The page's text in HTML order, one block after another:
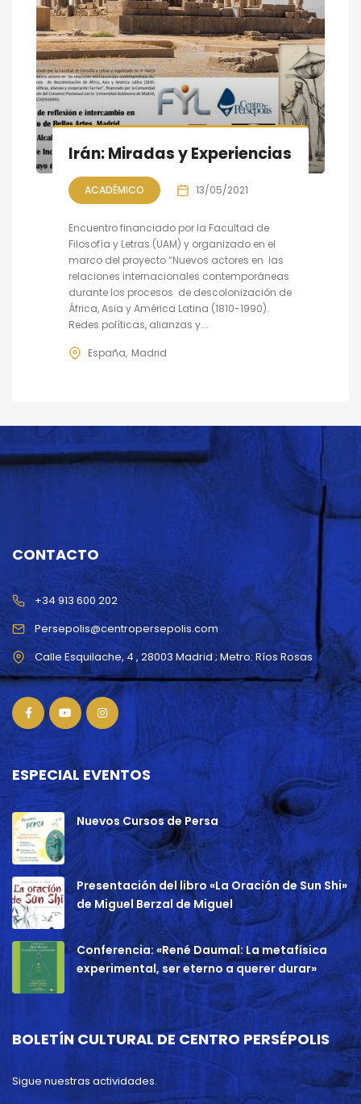
Irán: Miradas y Experiencias
ACADÉMICO 13/05/2021
Encuentro financiado por la Facultad de
Filosofía y Letras (UAM) y organizado en el
marco del proyecto “Nuevos actores en las
relaciones internacionales contemporáneas
durante los procesos de descolonización de
África, Asia y América Latina (1810-1990).
Redes políticas, alianzas y...
España Madrid
CONTACTO
Persepolis@centropersepolis.com
+34 913 600 202
ESPECIAL EVENTOS
Nuevos Cursos de Persa
Presentación del libro «La Oración de Sun Shi»
de Miguel Berzal de Miguel
Conferencia: «René Daumal: La metafísica
experimental, ser eterno a querer durar»
BOLETÍN CULTURAL DE CENTRO PERSÉPOLIS
Sigue nuestras actividades.